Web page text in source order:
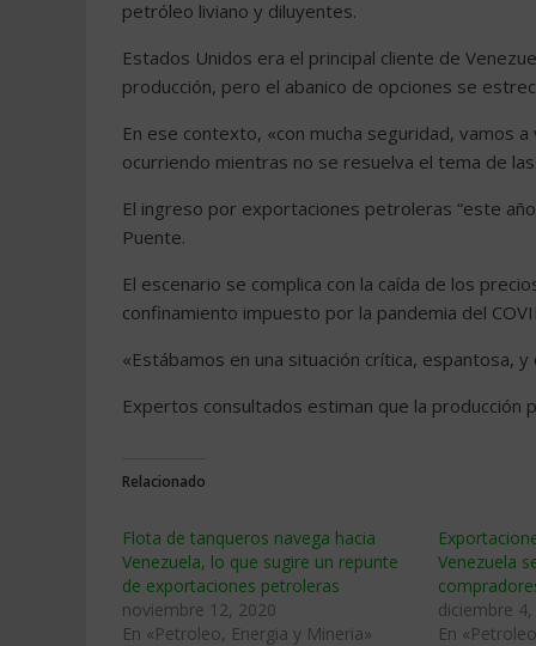
petróleo liviano y diluyentes.
Estados Unidos era el principal cliente de
producción, pero el abanico de opciones se
En ese contexto, «con mucha seguridad, vamos
ocurriendo mientras no se resuelva el tema de
El ingreso por exportaciones petroleras “este
Puente.
El escenario se complica con la caída de los
confinamiento impuesto por la pandemia del
«Estábamos en una situación crítica, espantosa,
Expertos consultados estiman que la producción
Relacionado
Flota de tanqueros navega hacia
Venezuela, lo que sugire un repunte
de exportaciones petroleras
noviembre 12, 2020
En «Petroleo, Energia y Mineria»
Venezuela
diciembre
En